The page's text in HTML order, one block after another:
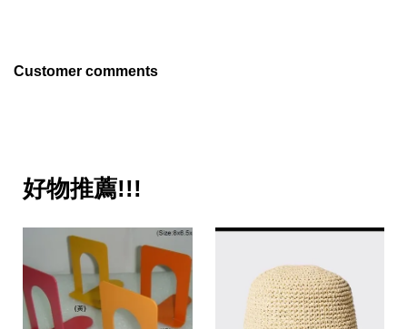
Customer comments
好物推薦!!!